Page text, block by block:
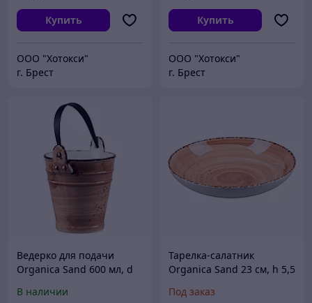
Купить
ООО "Хотокси"
г. Брест
Купить
ООО "Хотокси"
г. Брест
Beдерко для подачи
Organica Sand 600 мл, d
Cuisine
В наличии
Тарелка-салатник
Organica Sand 23 см, h 5,5
Под заказ